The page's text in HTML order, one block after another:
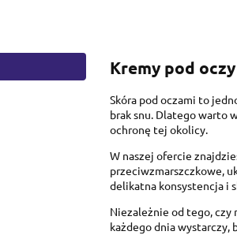
Kremy pod
Skóra pod oczami to
brak snu. Dlatego warto
ochronę tej okolicy.
W naszej ofercie
przeciwzmarszczkowe,
delikatna konsystencja i
Niezależnie od tego, czy
każdego dnia wystarczy,